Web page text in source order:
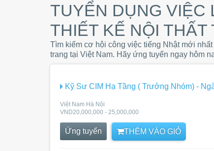
TUYỂN DỤNG VIỆC
THIẾT KẾ NỘI THẤT
Tìm kiếm cơ hội công việc tiếng Nhật mới
trang tại Việt Nam. Hãy ứng tuyển ngay hôm
Kỹ Sư CIM Hạ Tầng ( Trưởng Nhóm) -
Việt Nam Hà Nội
VND20,000,000 - 25,000,000
Ứng tuyển THÊM VÀO GIỎ